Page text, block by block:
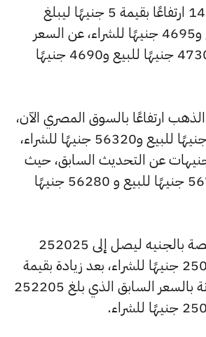
كما شهد سعر عيار 14 ارتفاعًا بقيمة 5 جنيهًا ليبلغ
4725 جنيهًا للبيع و4695 جنيهًا للشراء، عن السعر
السابق الذي كان 4730 جنيهًا للبيع و4690 جنيهًا
ارتفاعًا بالسوق المصري الآن،
حيث بلغ 56720 جنيهًا للبيع و56320 جنيهًا للشراء،
بمقدار 40 جنيهات عن التحديث السابق، حيث
كان قد سجل 56760 جنيهًا للبيع و 56280 جنيهًا
كما ارتفع سعر الأونصة بالجنيه ليصل إلى 252025
جنيهًا للبيع و250250 جنيهًا للشراء، بعد زيادة بقيمة
180 جنيهات مقارنة بالسعر السابق الذي بلغ 252205